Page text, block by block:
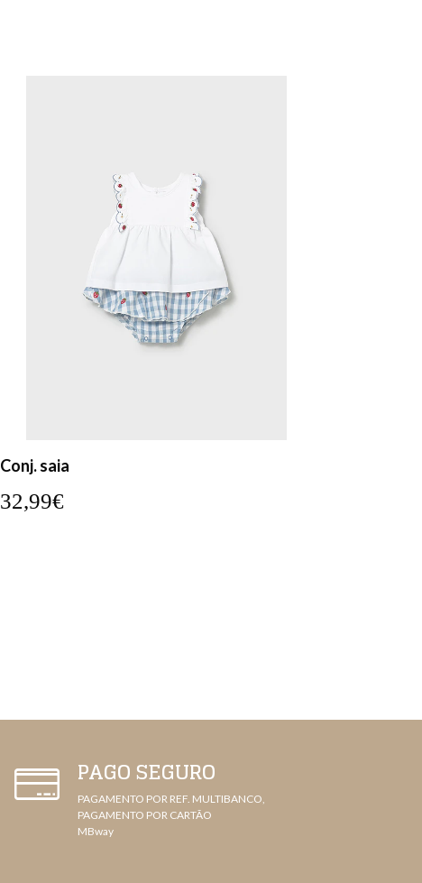
Conj. saia
32,99€
PAGO SEGURO
PAGAMENTO POR REF. MULTIBANCO,
PAGAMENTO POR CARTÃO
MBway